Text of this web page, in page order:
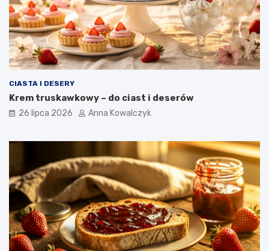
CIASTA I DESERY
Krem truskawkowy – do ciast i deserów
26 lipca 2026 Anna Kowalczyk